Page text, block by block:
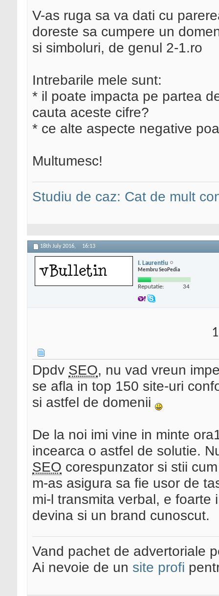
V-as ruga sa va dati cu
doreste sa cumpere un
si simboluri, de genul 2-1.ro
Intrebarile mele sunt:
* il poate impacta pe partea
cauta aceste cifre?
* ce alte aspecte negative
Multumesc!
Studiu de caz: Cat de mult
18th July 2016, 16:13
I. Laurentiu
Membru SeoPedia
Reputatie: 34
Dpdv SEO, nu vad vreun
se afla in top 150 site-uri
si astfel de domenii
De la noi imi vine in minte
incearca o astfel de solutie.
SEO corespunzator si stii
m-as asigura sa fie usor de
mi-l transmita verbal, e
devina si un brand cunoscut.
Vand pachet de advertoriale
Ai nevoie de un site profi